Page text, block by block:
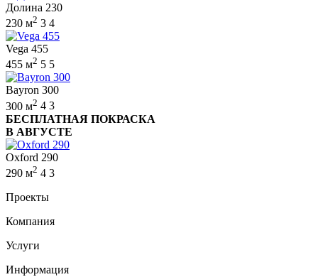
Долина 230
230 м2 3 4
Vega 455
455 м2 5 5
Bayron 300
300 м2 4 3
БЕСПЛАТНАЯ ПОКРАСКА
В АВГУСТЕ
Oxford 290
290 м2 4 3
Проекты
Компания
Услуги
Информация